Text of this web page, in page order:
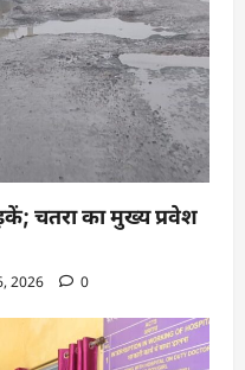
चतरा का मुख्य प्रवेश
2026 0